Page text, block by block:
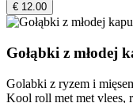
€ 12.00
Gołąbki z młodej
Golabki z ryzem i
Kool roll met met vlees,